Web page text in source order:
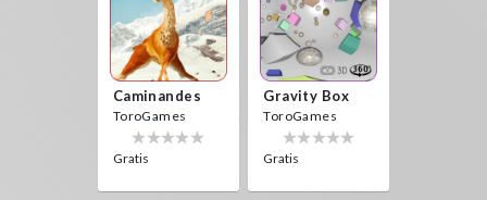
Caminandes
ToroGames
Gratis
Gravity Box
ToroGames
Gratis